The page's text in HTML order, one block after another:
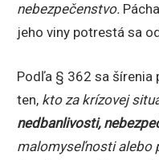
nebezpečenstvo.
jeho viny potrestá sa
Podľa § 362 sa šírenia
ten, kto za krízovej
nedbanlivosti,
malomyseľnosti alebo